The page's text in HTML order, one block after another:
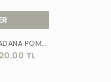
BADANA POMPA UCU PİRİNÇ BADANA POMPASI YAYLI BAŞLIK UÇ 1 ADET
TL